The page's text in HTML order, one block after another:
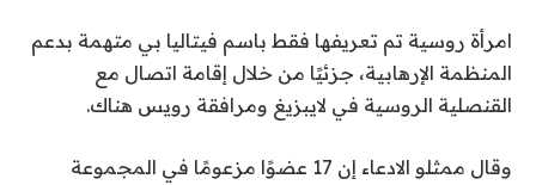
امرأة روسية تم تعريفها فقط باسم فيتاليا بي متهمة بدعم
المنظمة الإرهابية، جزئيًا من خلال إقامة اتصال مع
القنصلية الروسية في لايبزيغ ومرافقة رويس هناك.
وقال ممثلو الادعاء إن 17 عضوًا مزعومًا في المجموعة